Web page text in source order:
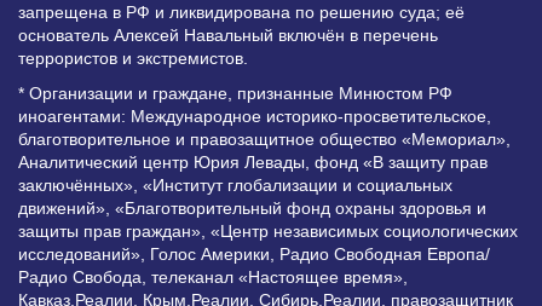
запрещена в РФ и ликвидирована по решению суда; её
основатель Алексей Навальный включён в перечень
террористов и экстремистов.
* Организации и граждане, признанные Минюстом РФ
иноагентами: Международное историко-просветительское,
благотворительное и правозащитное общество «Мемориал»,
Аналитический центр Юрия Левады, фонд «В защиту прав
заключённых», «Институт глобализации и социальных
движений», «Благотворительный фонд охраны здоровья и
защиты прав граждан», «Центр независимых социологических
исследований», Голос Америки, Радио Свободная Европа/
Радио Свобода, телеканал «Настоящее время»,
Кавказ.Реалии, Крым.Реалии, Сибирь.Реалии, правозащитник